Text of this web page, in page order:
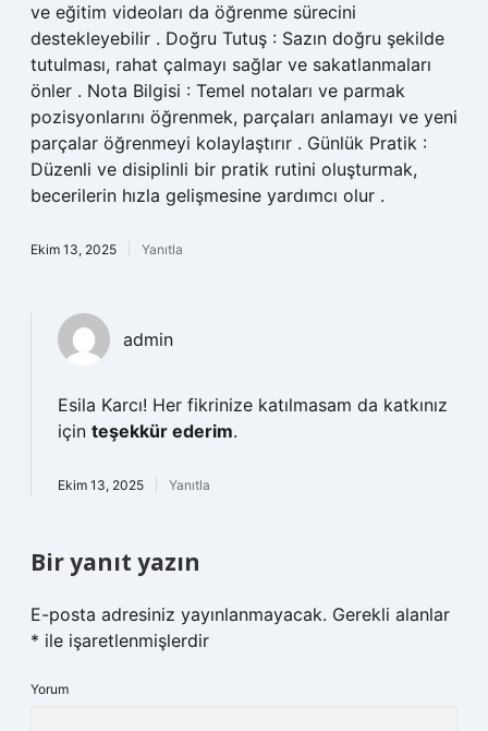
ve eğitim videoları da öğrenme sürecini
destekleyebilir . Doğru Tutuş : Sazın doğru şekilde
tutulması, rahat çalmayı sağlar ve sakatlanmaları
önler . Nota Bilgisi : Temel notaları ve parmak
pozisyonlarını öğrenmek, parçaları anlamayı ve yeni
parçalar öğrenmeyi kolaylaştırır . Günlük Pratik :
Düzenli ve disiplinli bir pratik rutini oluşturmak,
becerilerin hızla gelişmesine yardımcı olur .
Ekim 13, 2025 Yanıtla
admin
Esila Karcı! Her fikrinize katılmasam da katkınız
için teşekkür ederim.
Ekim 13, 2025 Yanıtla
Bir yanıt yazın
E-posta adresiniz yayınlanmayacak. Gerekli alanlar
* ile işaretlenmişlerdir
Yorum